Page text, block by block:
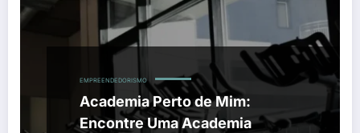
EMPREENDEDORISMO
Academia Perto de Mim:
Encontre Uma Academia